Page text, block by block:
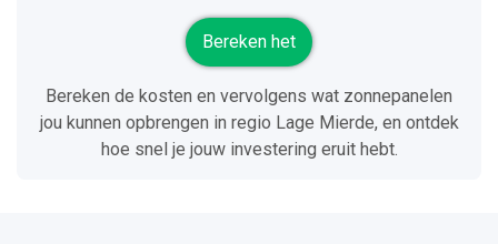
Bereken het
Bereken de kosten en vervolgens wat zonnepanelen
jou kunnen opbrengen in regio Lage Mierde, en ontdek
hoe snel je jouw investering eruit hebt.